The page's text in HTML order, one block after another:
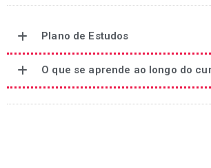
Plano de Estudos
O que se aprende ao longo do